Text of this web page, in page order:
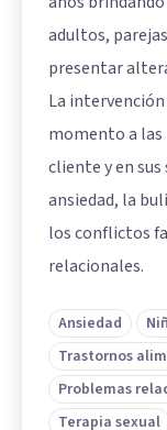
adultos,
presentar
La
momento a las
cliente y en
ansiedad, la
los conflictos
relacionales.
Ansiedad
Trastornos
Problemas
Terapia sexual